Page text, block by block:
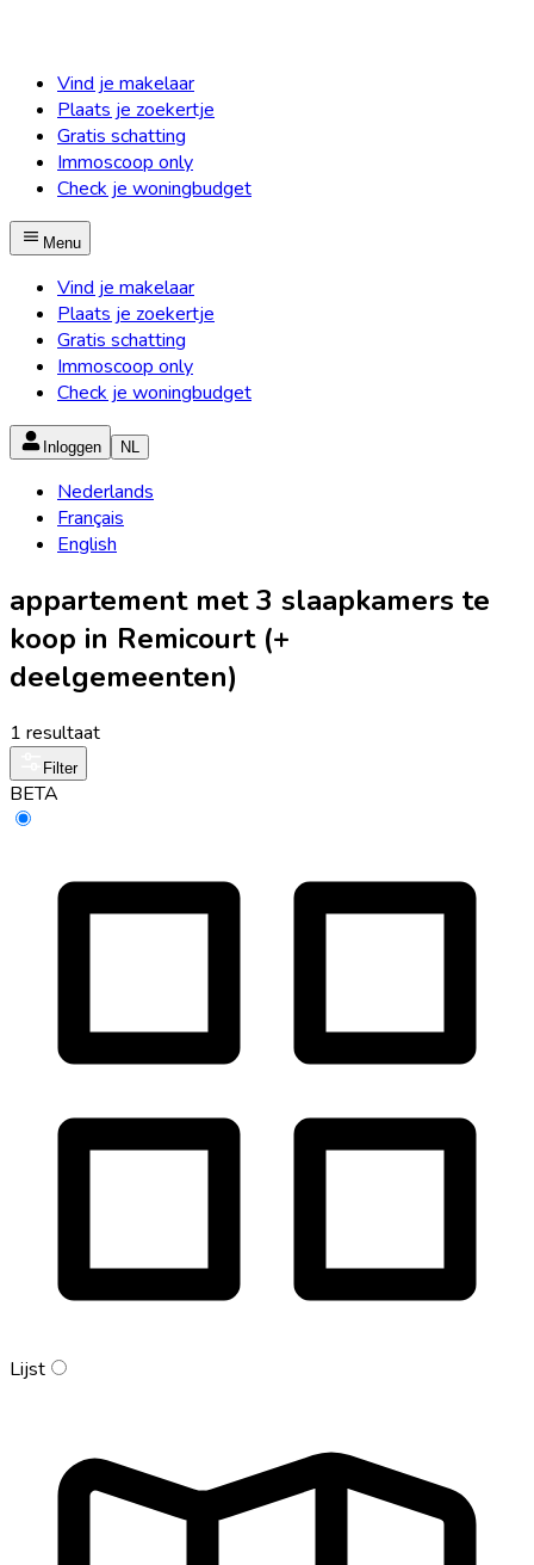
Vind je makelaar
Plaats je zoekertje
Gratis schatting
Immoscoop only
Check je woningbudget
Menu
Vind je makelaar
Plaats je zoekertje
Gratis schatting
Immoscoop only
Check je woningbudget
Inloggen NL
Nederlands
Français
English
appartement met 3 slaapkamers te
koop in Remicourt (+
deelgemeenten)
1 resultaat
Filter
BETA
Lijst